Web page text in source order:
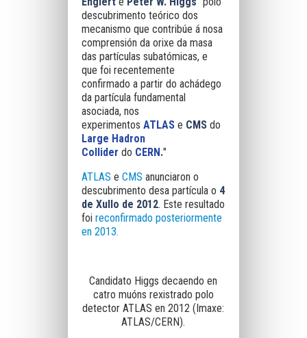
descubrimento teórico dos
mecanismo que contribúe á nosa
comprensión da orixe da masa
das partículas subatómicas, e
que foi recentemente
confirmado a partir do achádego
da partícula fundamental
asociada, nos
experimentos ATLAS e CMS do
Large Hadron
Collider do CERN."
ATLAS e CMS anunciaron o
descubrimento desa partícula o 4
de Xullo de 2012. Este resultado
foi reconfirmado posteriormente
en 2013.
Candidato Higgs decaendo en
catro muóns rexistrado polo
detector ATLAS en 2012 (Imaxe:
ATLAS/CERN).